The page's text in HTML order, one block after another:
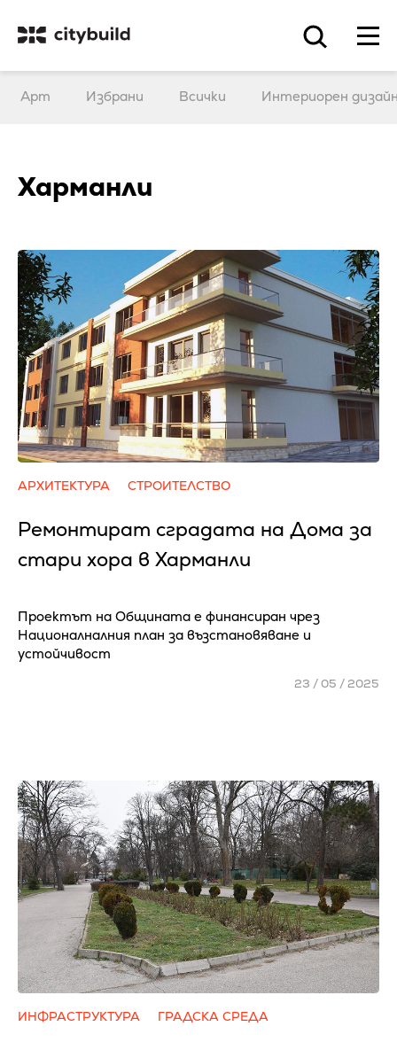
Арт Избрани Всички Интериорен
Харманли
АРХИТЕКТУРА СТРОИТЕЛСТВО
Ремонтират сградата на Дома за
стари хора в Харманли
Проектът на Общината е финансиран чрез
Националналния план за възстановяване и
устойчивост
23 / 05 / 2025
ИНФРАСТРУКТУРА ГРАДСКА СРЕДА